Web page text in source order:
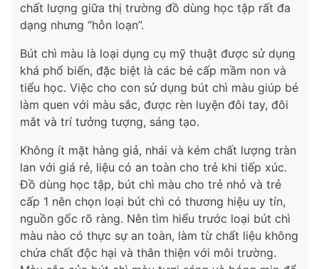
chất lượng giữa thị trường đồ dùng học tập rất đa
dạng nhưng “hỗn loạn”.
Bút chì màu là loại dụng cụ mỹ thuật được sử dụng
khá phổ biến, đặc biệt là các bé cấp mầm non và
tiểu học. Việc cho con sử dụng bút chì màu giúp bé
làm quen với màu sắc, được rèn luyện đôi tay, đôi
mắt và trí tưởng tượng, sáng tạo.
Không ít mặt hàng giả, nhái và kém chất lượng tràn
lan với giá rẻ, liệu có an toàn cho trẻ khi tiếp xúc.
Đồ dùng học tập, bút chì màu cho trẻ nhỏ và trẻ
cấp 1 nên chọn loại bút chì có thương hiệu uy tín,
nguồn gốc rõ ràng. Nên tìm hiểu trước loại bút chì
màu nào có thực sự an toàn, làm từ chất liệu không
chứa chất độc hại và thân thiện với môi trường.